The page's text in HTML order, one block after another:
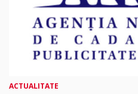
ACTUALITATE